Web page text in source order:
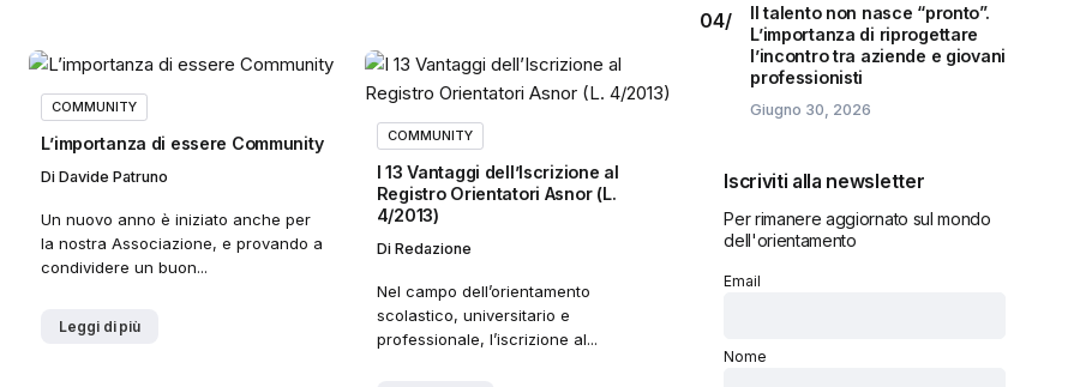
COMMUNITY
L’importanza di essere Community
Di Davide Patruno
Un nuovo anno è iniziato anche per
la nostra Associazione, e provando a
condividere un buon...
Leggi di più
COMMUNITY
I 13 Vantaggi dell’Iscrizione al
Registro Orientatori Asnor (L.
4/2013)
Di Redazione
Nel campo dell’orientamento
scolastico, universitario e
professionale, l’iscrizione al...
Il talento non nasce “pronto”.
L’importanza di riprogettare
l’incontro tra aziende e giovani
professionisti
Giugno 30, 2026
Iscriviti alla newsletter
Per rimanere aggiornato sul mondo
dell'orientamento
Email
Nome